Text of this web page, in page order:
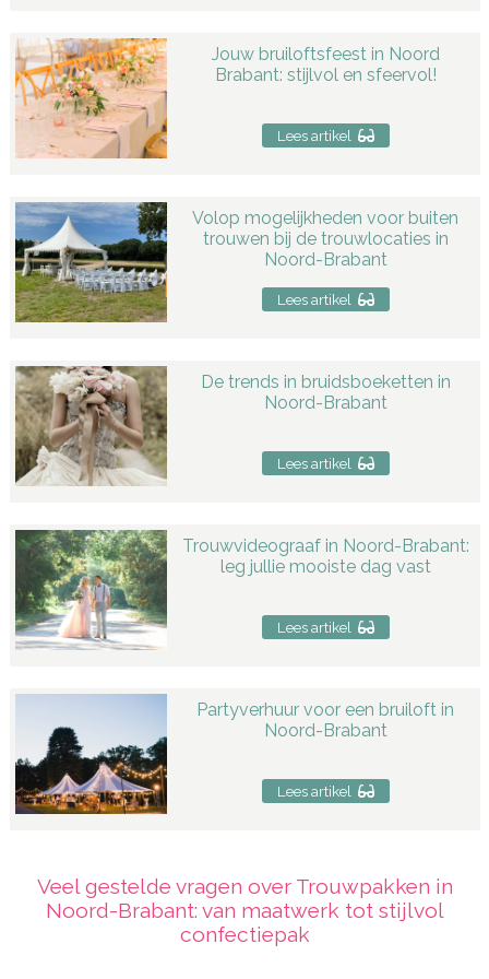
Jouw bruiloftsfeest in Noord
Brabant: stijlvol en sfeervol!
Lees artikel
Volop mogelijkheden voor buiten
trouwen bij de trouwlocaties in
Noord-Brabant
Lees artikel
De trends in bruidsboeketten in
Noord-Brabant
Lees artikel
Trouwvideograaf in Noord-Brabant:
leg jullie mooiste dag vast
Lees artikel
Partyverhuur voor een bruiloft in
Noord-Brabant
Lees artikel
Veel gestelde vragen over Trouwpakken in
Noord-Brabant: van maatwerk tot stijlvol
confectiepak